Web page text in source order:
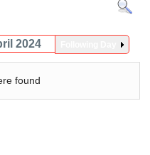
2024
found